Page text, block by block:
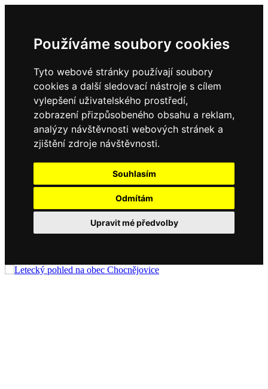
Používáme soubory cookies
Tyto webové stránky používají soubory
cookies a další sledovací nástroje s cílem
vylepšení uživatelského prostředí,
zobrazení přizpůsobeného obsahu a reklam,
analýzy návštěvnosti webových stránek a
zjištění zdroje návštěvnosti.
Souhlasím
Odmítám
Upravit mé předvolby